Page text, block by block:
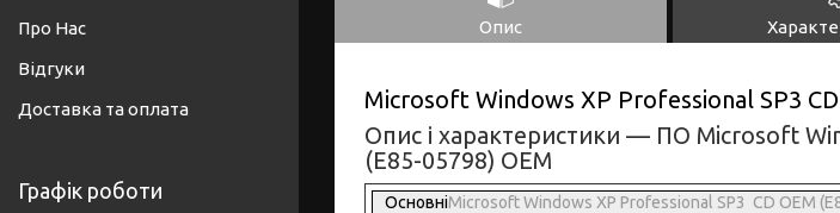
Опис
Microsoft Windows XP Professional SP3
Опис і характеристики — ПО Microsoft
(E85-05798) OEM
ОсновніMicrosoft Windows XP Professional SP3 CD OEM
Про Нас
Відгуки
Доставка та оплата
Графік роботи